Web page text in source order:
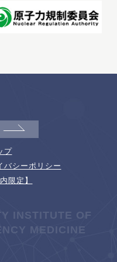
プ
バシーポリシー
限定】
INSTITUTE OF
MEDICINE